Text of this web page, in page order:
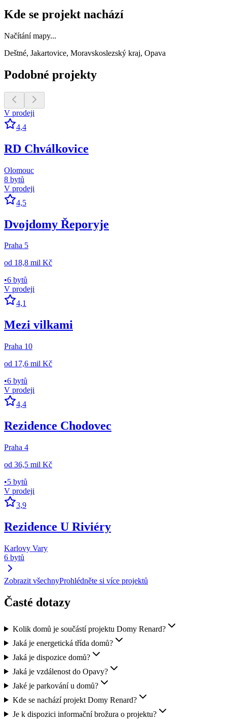
Kde se projekt nachází
Načítání mapy...
Deštné, Jakartovice, Moravskoslezský kraj, Opava
Podobné projekty
V prodeji
4,4
RD Chválkovice
Olomouc
8 bytů
V prodeji
4,5
Dvojdomy Řeporyje
Praha 5
od 18,8 mil Kč
•6 bytů
V prodeji
4,1
Mezi vilkami
Praha 10
od 17,6 mil Kč
•6 bytů
V prodeji
4,4
Rezidence Chodovec
Praha 4
od 36,5 mil Kč
•5 bytů
V prodeji
3,9
Rezidence U Riviéry
Karlovy Vary
6 bytů
Zobrazit všechnyProhlédněte si více projektů
Časté dotazy
Kolik domů je součástí projektu Domy Renard?
Jaká je energetická třída domů?
Jaká je dispozice domů?
Jaká je vzdálenost do Opavy?
Jaké je parkování u domů?
Kde se nachází projekt Domy Renard?
Je k dispozici informační brožura o projektu?